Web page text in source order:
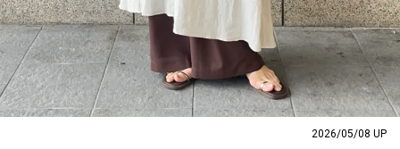
2026/05/08 UP